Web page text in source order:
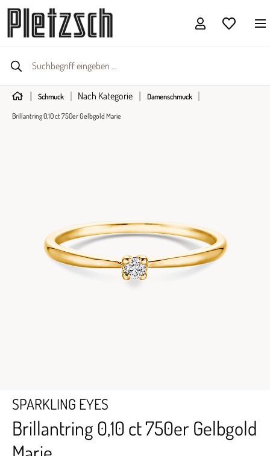
Schmuck Nach Kategorie Damenschmuck
Brillantring 0,10 ct 750er Gelbgold Marie
SPARKLING EYES
Brillantring 0,10 ct 750er Gelbgold